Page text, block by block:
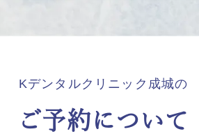
Kデンタルクリニック成城の
ご予約について